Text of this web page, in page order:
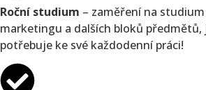
Roční studium – zaměření na
marketingu a dalších bloků předmětů,
potřebuje ke své každodenní práci!